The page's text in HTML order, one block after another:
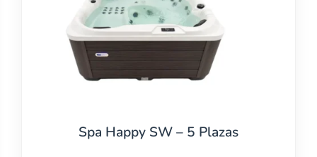
Spa Happy SW – 5 Plazas